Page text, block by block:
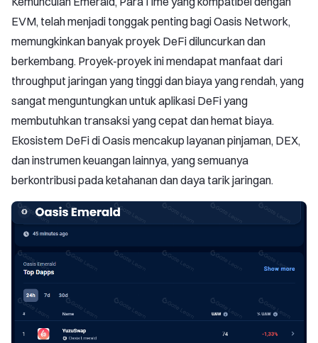
EVM, telah menjadi tonggak penting bagi Oasis Network,
memungkinkan banyak proyek DeFi diluncurkan dan
berkembang. Proyek-proyek ini mendapat manfaat dari
throughput jaringan yang tinggi dan biaya yang rendah, yang
sangat menguntungkan untuk aplikasi DeFi yang
membutuhkan transaksi yang cepat dan hemat biaya.
Ekosistem DeFi di Oasis mencakup layanan pinjaman, DEX,
dan instrumen keuangan lainnya, yang semuanya
berkontribusi pada ketahanan dan daya tarik jaringan.